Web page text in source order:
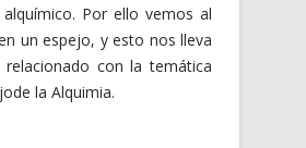
Por ello vemos al
un espejo, y esto nos lleva
con la temática
la Alquimia.